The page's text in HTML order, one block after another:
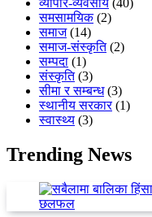
समसामयिक(2)
समाज(14)
समाज-संस्कृति(2)
सम्पदा (1)
संस्कृति(3)
सीमा र सम्बन्ध(3)
स्थानीय सरकार(1)
स्वास्थ्य (3)
Trending News